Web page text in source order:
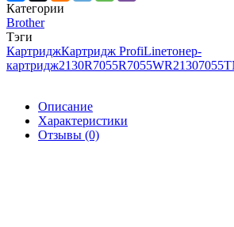
Категории
Brother
Тэги
КартриджКартридж ProfiLineтонер-
картридж2130R7055R7055WR21307055
Описание
Характеристики
Отзывы (0)